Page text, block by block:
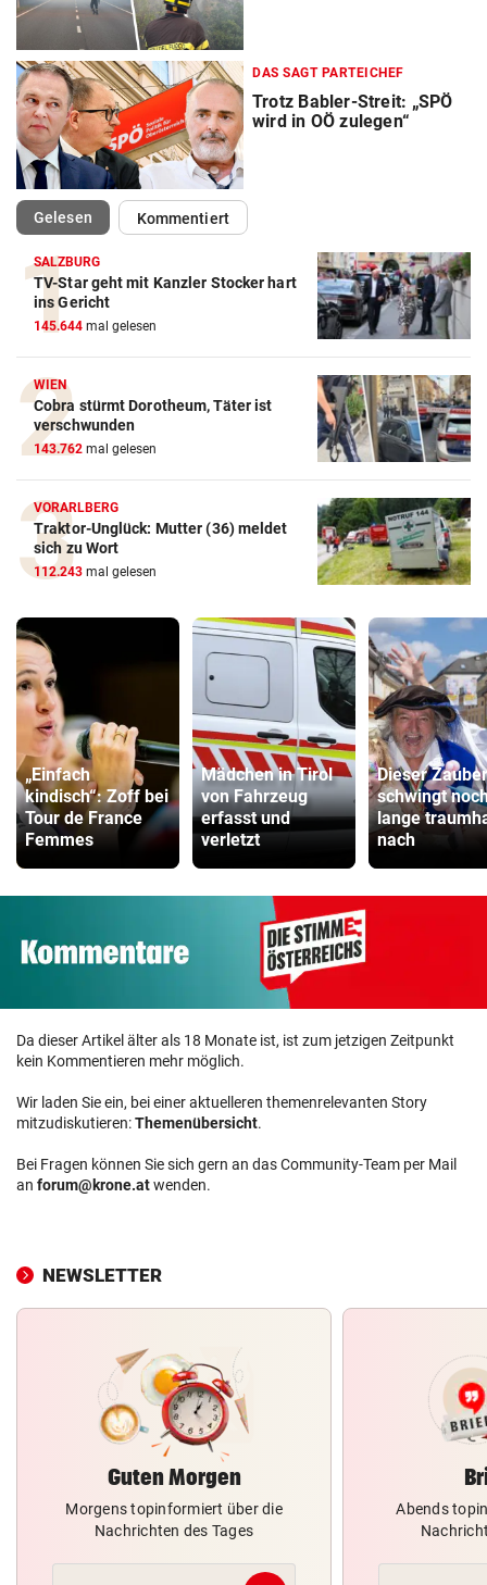
DAS SAGT PARTEICHEF
Trotz Babler-Streit: „SPÖ
wird in OÖ zulegen“
Gelesen(ausgewählt)Kommentiert
SALZBURG
TV-Star geht mit Kanzler Stocker hart
ins Gericht
145.644 mal gelesen
WIEN
Cobra stürmt Dorotheum, Täter ist
verschwunden
143.762 mal gelesen
VORARLBERG
Traktor-Unglück: Mutter (36) meldet
sich zu Wort
112.243 mal gelesen
„Einfach
kindisch“: Zoff bei
Tour de France
Femmes
Mädchen in Tirol
von Fahrzeug
erfasst und
verletzt
Dieser Zauber
schwingt
lange
nach
Da dieser Artikel älter als 18 Monate ist, ist zum jetzigen Zeitpunkt
kein Kommentieren mehr möglich.
Wir laden Sie ein, bei einer aktuelleren themenrelevanten Story
mitzudiskutieren:Themenübersicht.
Bei Fragen können Sie sich gern an das Community-Team per Mail
an forum@krone.atwenden.
NEWSLETTER
Guten Morgen
Morgens topinformiert über die
Nachrichten des Tages
Abends